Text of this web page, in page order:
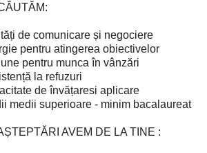
de comunicare și negociere
pentru atingerea obiectivelor
pentru munca în vânzări
la refuzuri
de învățaresi aplicare
medii superioare - minim bacalaureat
AVEM DE LA TINE :